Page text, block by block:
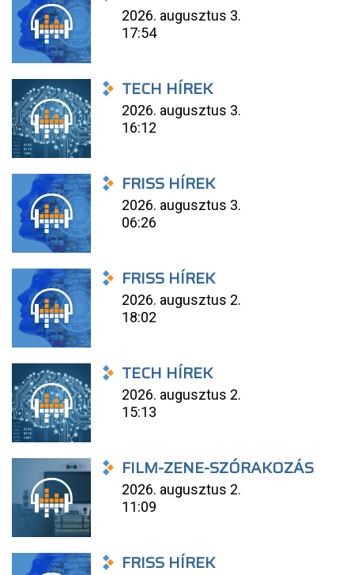
2026. augusztus 3.
17:54
TECH HÍREK
2026. augusztus 3.
16:12
FRISS HÍREK
2026. augusztus 3.
06:26
FRISS HÍREK
2026. augusztus 2.
18:02
TECH HÍREK
2026. augusztus 2.
15:13
FILM-ZENE-SZÓRAKOZÁS
2026. augusztus 2.
11:09
FRISS HÍREK